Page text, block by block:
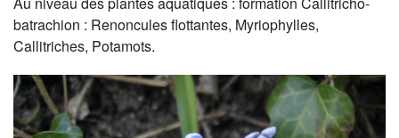
batrachion : Renoncules flottantes, Myriophylles,
Callitriches, Potamots.